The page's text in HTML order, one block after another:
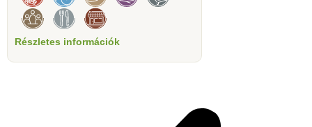
Részletes információk